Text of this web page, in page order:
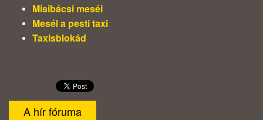
Misibácsi meséi
Mesél a pesti taxi
Taxisblokád
A hír fóruma